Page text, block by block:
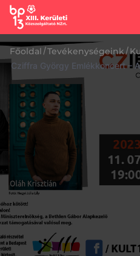
Főoldal /Tevékenységeink/
Cziffra György Emlékkoncert –